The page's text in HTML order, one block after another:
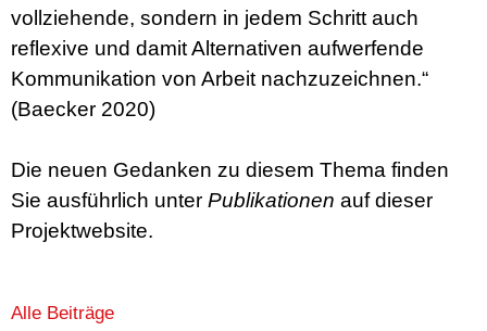
vollziehende, sondern in jedem Schritt auch
reflexive und damit Alternativen aufwerfende
Kommunikation von Arbeit nachzuzeichnen.“
(Baecker 2020)
Die neuen Gedanken zu diesem Thema finden
Sie ausführlich unter Publikationen auf dieser
Projektwebsite.
Alle Beiträge